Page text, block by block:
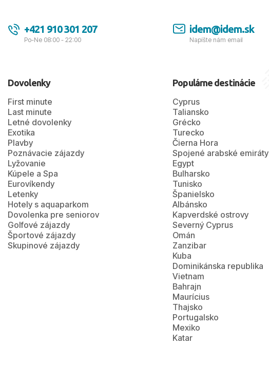
+421 910 301 207
Po-Ne 08:00 - 22:00
idem@idem.sk
Napíšte nám email
Dovolenky
First minute
Last minute
Letné dovolenky
Exotika
Plavby
Poznávacie zájazdy
Lyžovanie
Kúpele a Spa
Eurovíkendy
Letenky
Hotely s aquaparkom
Dovolenka pre seniorov
Golfové zájazdy
Športové zájazdy
Skupinové zájazdy
Populárne destinácie
Cyprus
Taliansko
Grécko
Turecko
Čierna Hora
Spojené arabské emiráty
Egypt
Bulharsko
Tunisko
Španielsko
Albánsko
Kapverdské ostrovy
Severný Cyprus
Omán
Zanzibar
Kuba
Dominikánska republika
Vietnam
Bahrajn
Maurícius
Thajsko
Portugalsko
Mexiko
Katar